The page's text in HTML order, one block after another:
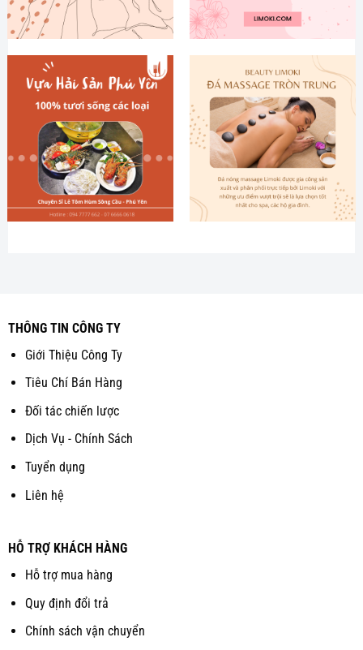
THÔNG TIN CÔNG TY
Giới Thiệu Công Ty
Tiêu Chí Bán Hàng
Đối tác chiến lược
Dịch Vụ - Chính Sách
Tuyển dụng
Liên hệ
HỖ TRỢ KHÁCH HÀNG
Hỗ trợ mua hàng
Quy định đổi trả
Chính sách vận chuyển